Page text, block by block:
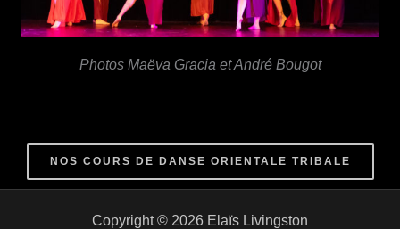
Photos Maëva Gracia et André Bougot
NOS COURS DE DANSE ORIENTALE TRIBALE
Copyright © 2026 Elaïs Livingston